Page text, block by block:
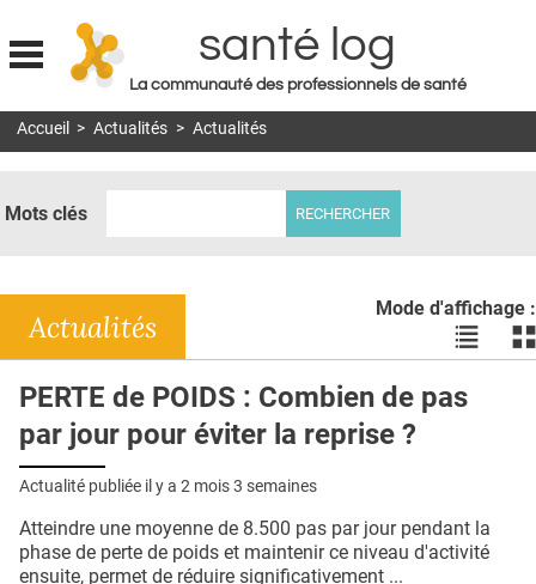
Jump to navigation
santé log
La communauté des professionnels de santé
MON COMPTE
DOSSIERS
RÉSEAUX
E-REVUE SAD
THÉMA
QUI SOMMES-NOUS ?
Accueil > Actualités > Actualités
Mots clés
Mode d'affichage :
Voir
les
en
les
Actualités
PERTE de POIDS : Combien de pas
par jour pour éviter la reprise ?
Actualité publiée il y a 2 mois 3 semaines
Atteindre une moyenne de 8.500 pas par jour pendant la
phase de perte de poids et maintenir ce niveau d'activité
ensuite, permet de réduire significativement ...